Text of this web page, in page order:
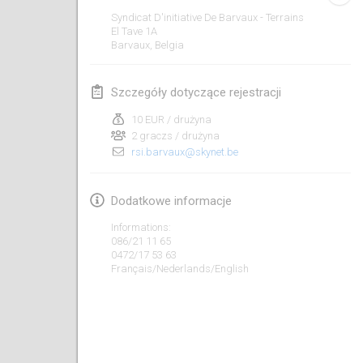
Syndicat D'initiative De Barvaux - Terrains
El Tave 1A
Barvaux, Belgia
Szczegóły dotyczące rejestracji
10 EUR / drużyna
2 graczs / drużyna
rsi.barvaux@skynet.be
Dodatkowe informacje
Informations:
086/21 11 65
0472/17 53 63
Français/Nederlands/English
luty 2022
4 lut 2022| Czechy
TangoMölkky
5 lut 2022|Finlandia
Kohti Kisoja
Yamagata Tournament
13 lut 2022 |Japonia